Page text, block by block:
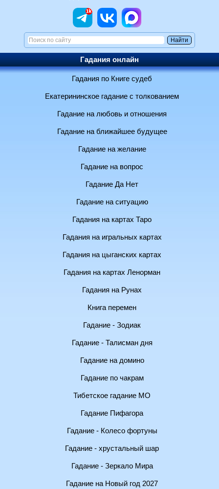
Гадания онлайн
Гадания по Книге судеб
Екатерининское гадание с толкованием
Гадание на любовь и отношения
Гадание на ближайшее будущее
Гадание на желание
Гадание на вопрос
Гадание Да Нет
Гадание на ситуацию
Гадания на картах Таро
Гадания на игральных картах
Гадания на цыганских картах
Гадания на картах Ленорман
Гадания на Рунах
Книга перемен
Гадание - Зодиак
Гадание - Талисман дня
Гадание на домино
Гадание по чакрам
Тибетское гадание МО
Гадание Пифагора
Гадание - Колесо фортуны
Гадание - хрустальный шар
Гадание - Зеркало Мира
Гадание на Новый год 2027